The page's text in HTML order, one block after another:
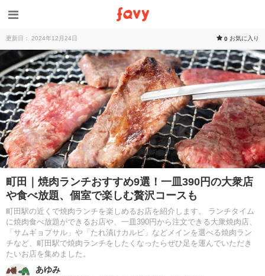
更新日： 2024年12月24日 0 お気に入り
町田｜焼肉ランチおすすめ9選！一皿390円の大衆店
や食べ放題、個室で楽しむ贅沢コースも
町田駅の近くで焼肉ランチを楽しめるお店を紹介します。 ランチタイム
に焼肉食べ放題ができるお店や、一皿390円から注文できる大衆焼肉店、
「サムギョプサル」や「たれ漬けカルビ」などメインを選べる焼肉ラン
チなど、町田駅で焼肉ランチをしたくなったらぜひ足を運んでいただき
たいお店を集めました。
あゆみ